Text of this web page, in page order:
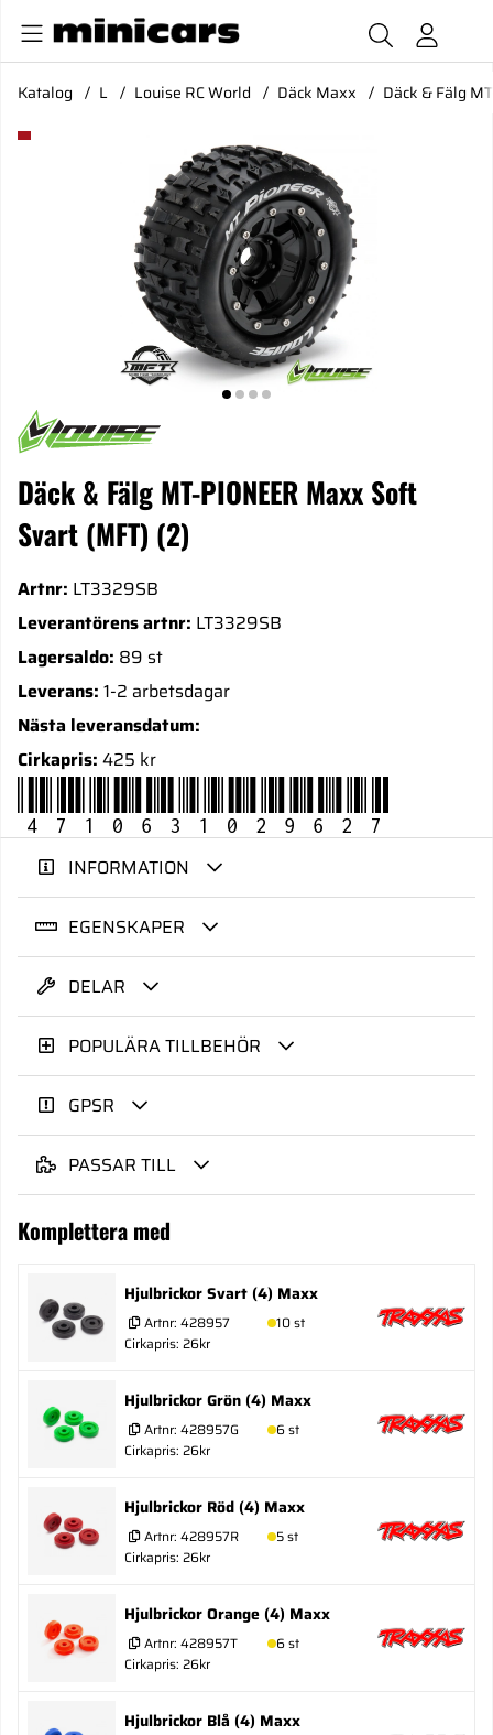
Katalog L Louise RC World Däck Maxx Däck & Fälg
Produktbilder Däck & Fälg MT-PIONEER Maxx Soft Svart
Däck & Fälg MT-PIONEER Maxx Soft
Svart (MFT) (2)
Artnr: LT3329SB
Leverantörens artnr: LT3329SB
Lagersaldo: 89 st
Leverans: 1-2 arbetsdagar
Nästa leveransdatum:
Cirkapris: 425 kr
4710631029627
INFORMATION
EGENSKAPER
DELAR
POPULÄRA TILLBEHÖR
GPSR
PASSAR TILL
Komplettera med
Hjulbrickor Svart (4) Maxx
Artnr: 428957
10 st
Cirkapris: 26kr
Hjulbrickor Grön (4) Maxx
Artnr: 428957G
6 st
Cirkapris: 26kr
Hjulbrickor Röd (4) Maxx
Artnr: 428957R
5 st
Cirkapris: 26kr
Hjulbrickor Orange (4) Maxx
Artnr: 428957T
6 st
Cirkapris: 26kr
Hjulbrickor Blå (4) Maxx